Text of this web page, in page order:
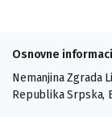
Osnovne
Nemanjina Zgrada
Republika Srpska,